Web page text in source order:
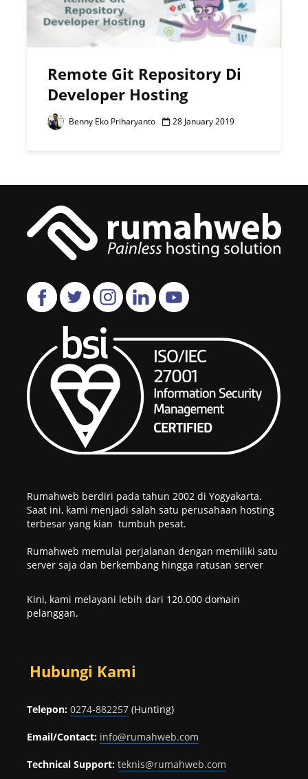
Remote Git Repository Di
Developer Hosting
Benny Eko Priharyanto 28 January 2019
Rumahweb berdiri pada tahun 2002 di Yogyakarta.
Saat ini, kami menjadi salah satu perusahaan hosting
terbesar yang kian tumbuh pesat.
Rumahweb memulai perjalanan dengan memiliki satu
server saja dan berkembang hingga ratusan server
Kini, kami melayani lebih dari 120.000 domain
pelanggan.
Hubungi Kami
Telepon: 0274-882257 (Hunting)
Email/Contact: info@rumahweb.com
Technical Support: teknis@rumahweb.com